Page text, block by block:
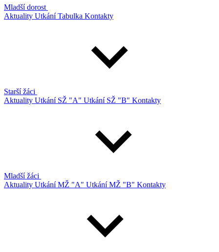
Mladší dorost
Aktuality UtkáníTabulka Kontakty
Starší žáci
Aktuality Utkání SŽ "A" Utkání SŽ "B" Kontakty
Mladší žáci
Aktuality Utkání MŽ "A" Utkání MŽ "B" Kontakty